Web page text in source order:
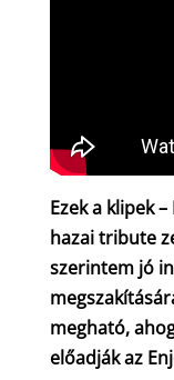
Ezek a klipek
hazai tribute
szerintem jó
megható,
előadják az